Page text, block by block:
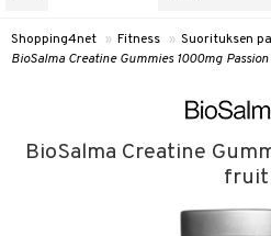
Piilolinssit
Fitness
Shopping4net » Fitness » Suorituksen
BioSalma Creatine Gummies 1000mg
BioSalma Creatine
fruit
Tabletit